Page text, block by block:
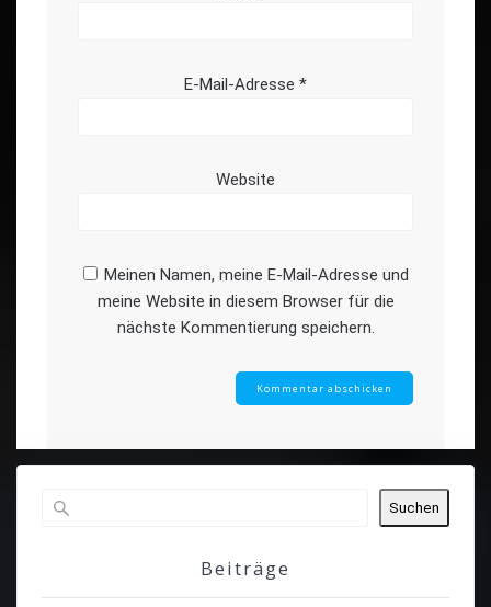
E-Mail-Adresse *
Website
Meinen Namen, meine E-Mail-Adresse und
meine Website in diesem Browser für die
nächste Kommentierung speichern.
Suchen
Beiträge